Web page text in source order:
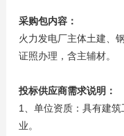
采购包内容：
火力发电厂主体土建、
证照办理，含主辅材。
投标供应商需求说明：
1、单位资质：具有建
业。